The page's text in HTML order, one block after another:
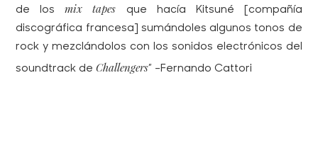
de losmix tapes que hacía Kitsuné [compañía
discográfica francesa] sumándoles algunos tonos de
rock y mezclándolos con los sonidos electrónicos del
soundtrack deChallengers” -Fernando Cattori